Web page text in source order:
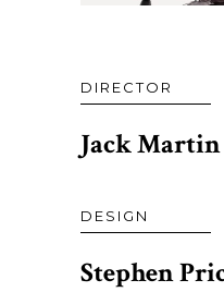
DIRECTOR
Jack Martin
DESIGN
Stephen